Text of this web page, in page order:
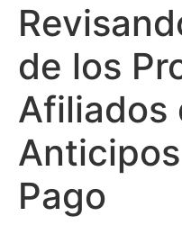
de los
Afiliados
Pago